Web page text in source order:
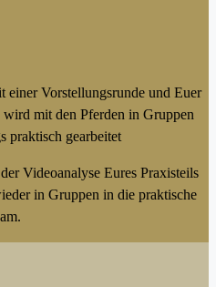
einer Vorstellungsrunde und Euer
mit den Pferden in Gruppen
praktisch gearbeitet
Videoanalyse Eures Praxisteils
in Gruppen in die praktische